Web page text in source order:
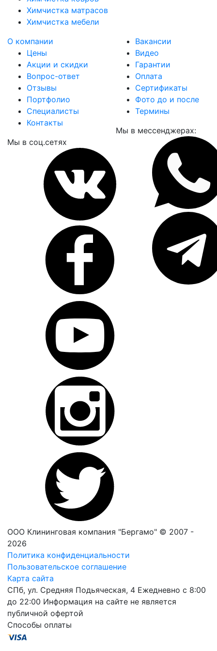
Химчистка матрасов
Химчистка мебели
О компании
Цены
Акции и скидки
Вопрос-ответ
Отзывы
Портфолио
Специалисты
Контакты
Мы в соц.сетях
Вакансии
Видео
Гарантии
Оплата
Сертификаты
Фото до и после
Термины
Мы в мессенджерах:
ООО Клининговая компания "Бергамо" © 2007 -
2026
Политика конфиденциальности
Пользовательское соглашение
Карта сайта
СПб, ул. Средняя Подьяческая, 4 Ежедневно с 8:00
до 22:00 Информация на сайте не является
публичной офертой
Способы оплаты